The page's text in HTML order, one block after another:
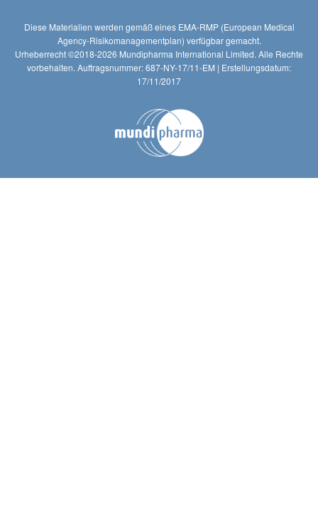
Diese Materialien werden gemäß eines EMA-RMP (European Medical
Agency-Risikomanagementplan) verfügbar gemacht.
Urheberrecht ©2018-2026 Mundipharma International Limited. Alle Rechte
vorbehalten. Auftragsnummer: 687-NY-17/11-EM | Erstellungsdatum:
17/11/2017